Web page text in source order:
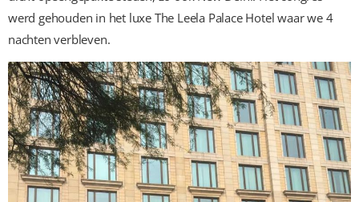
werd gehouden in het luxe The Leela Palace Hotel waar we 4
nachten verbleven.